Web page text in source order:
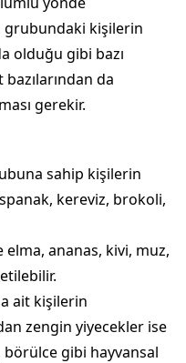
grubundaki kişilerin
olduğu gibi bazı
da
gerekir.
sahip kişilerin
kereviz, brokoli,
ananas, kivi, muz,
ait kişilerin
zengin yiyecekler ise
gibi hayvansal